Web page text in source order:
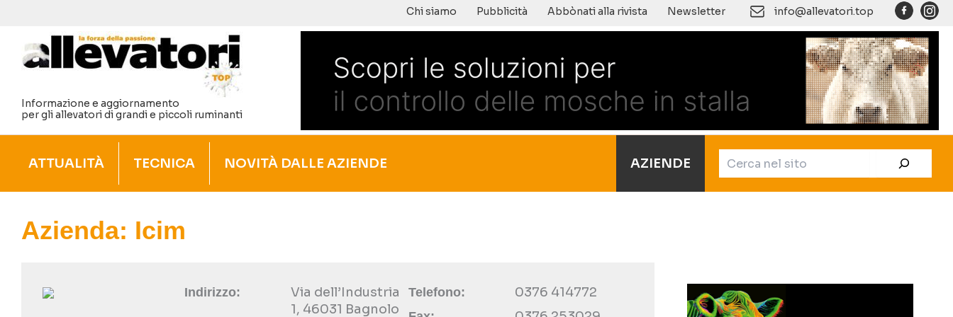
contenuto
Chi siamo Pubblicità Abbònati alla rivista Newsletter info@allevatori.top
Informazione e aggiornamento
per gli allevatori di grandi e piccoli ruminanti
ATTUALITÀ TECNICA NOVITÀ DALLE AZIENDE AZIENDE
Azienda: Icim
Indirizzo:
Via dell’Industria
1, 46031 Bagnolo
Telefono: 0376 414772